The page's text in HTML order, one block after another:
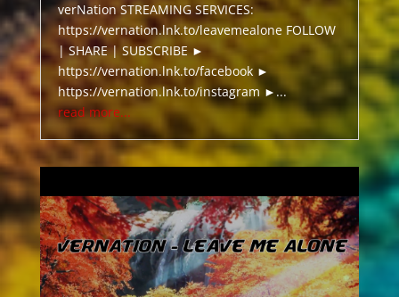
verNation STREAMING SERVICES:
https://vernation.lnk.to/leavemealone FOLLOW
| SHARE | SUBSCRIBE ►
https://vernation.lnk.to/facebook ►
https://vernation.lnk.to/instagram ►...
read more...